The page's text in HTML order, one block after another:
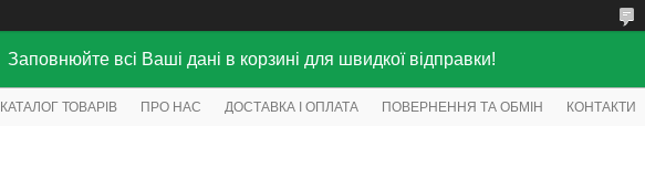
Заповнюйте всі Ваші дані в корзині для швидкої відправки!
КАТАЛОГ ТОВАРІВ ПРО НАС ДОСТАВКА І ОПЛАТА ПОВЕРНЕННЯ ТА ОБМІН КОНТАКТИ